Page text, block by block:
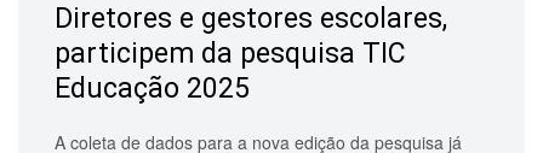
Diretores e gestores escolares,
participem da pesquisa TIC
Educação 2025
A coleta de dados para a nova edição da pesquisa já